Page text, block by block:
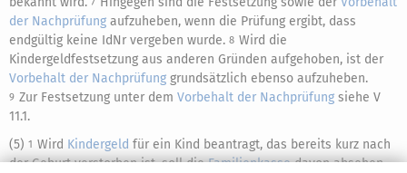
der Nachprüfung aufzuheben, wenn die Prüfung ergibt, dass
endgültig keine IdNr vergeben wurde. 8 Wird die
Kindergeldfestsetzung aus anderen Gründen aufgehoben, ist der
Vorbehalt der Nachprüfung grundsätzlich ebenso aufzuheben.
9 Zur Festsetzung unter dem Vorbehalt der Nachprüfung siehe V
11.1.
(5) 1 Wird Kindergeld für ein Kind beantragt, das bereits kurz nach
der Geburt verstorben ist, soll dieFamilienkassedavon absehen,